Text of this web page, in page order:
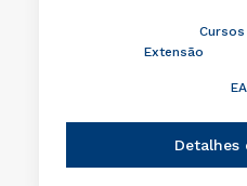
Extensão
Detalhes